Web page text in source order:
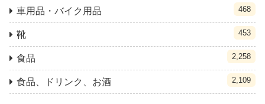
車用品・バイク用品 468
靴 453
食品 2,258
食品、ドリンク、お酒 2,109